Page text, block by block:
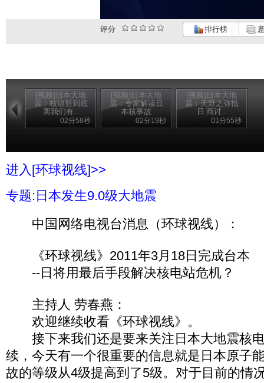
评分 排行榜
[视频]日本大地
震：核辐射到底
离我们有...
02分58秒
[视频]日本大地
震：专家解读日
本核事故
02分19秒
[视频]日本大地
震：天野之弥抵
日 商讨...
01分55秒
进入[环球视线]>>
专题:日本发生9.0级大地震
中国网络电视台消息（环球视线）：
《环球视线》2011年3月18日完成台本
--日将用最后手段解决核电站危机？
主持人 劳春燕：
欢迎继续收看《环球视线》。
接下来我们还是要来关注日本大地震核
续，今天有一个很重要的信息就是日本原子
故的等级从4级提高到了5级。对于目前的情